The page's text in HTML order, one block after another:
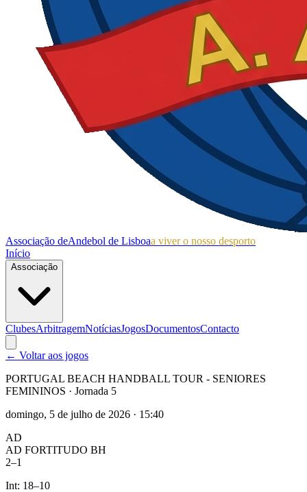
Associação deAndebol de Lisboaa viver o nosso desporto
Início
Associação
ClubesArbitragemNotíciasJogosDocumentosContacto
← Voltar aos jogos
PORTUGAL BEACH HANDBALL TOUR - SENIORES
FEMININOS · Jornada 5
domingo, 5 de julho de 2026 · 15:40
AD
AD FORTITUDO BH
2–1
Int: 18–10